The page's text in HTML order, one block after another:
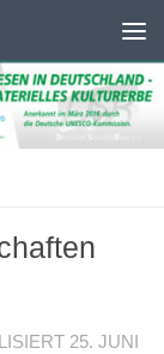
25. JUNI